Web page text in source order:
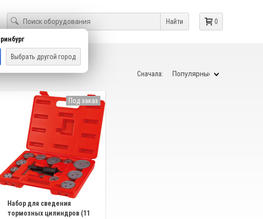
Выбрать другой город
Найти 0
СИСТЕМА
Сначала:
Набор для сведения
тормозных цилиндров (11
Под заказ